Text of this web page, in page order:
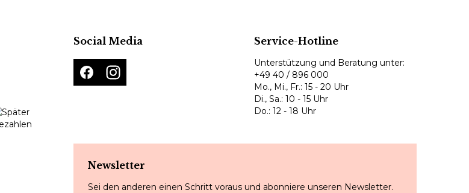
Social Media Service-Hotline
Unterstützung und Beratung unter:
+49 40 / 896 000
Mo., Mi., Fr.: 15 - 20 Uhr
Di., Sa.: 10 - 15 Uhr
Do.: 12 - 18 Uhr
Newsletter
Sei den anderen einen Schritt voraus und abonniere unseren Newsletter.